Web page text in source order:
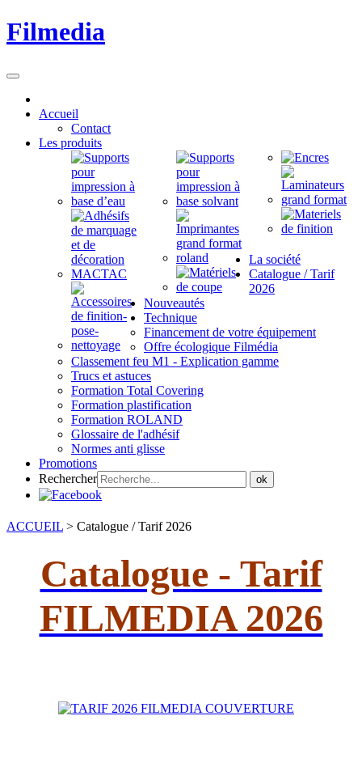
Filmedia
Accueil
Contact
Les produits
La société
Catalogue / Tarif
2026
Nouveautés
Technique
Financement de votre équipement
Offre écologique Filmédia
Classement feu M1 - Explication gamme
Trucs et astuces
Formation Total Covering
Formation plastification
Formation ROLAND
Glossaire de l'adhésif
Normes anti glisse
Promotions
Rechercher
ok
ACCUEIL > Catalogue / Tarif 2026
Catalogue - Tarif
FILMEDIA 2026